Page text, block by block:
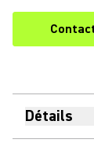
Détails